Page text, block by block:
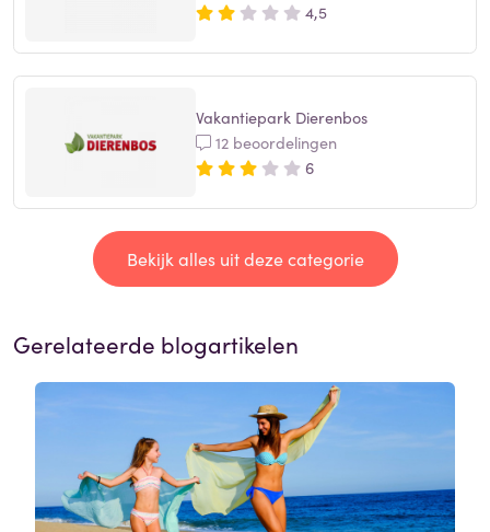
4,5
Vakantiepark Dierenbos
12 beoordelingen
6
Bekijk alles uit deze categorie
Gerelateerde blogartikelen